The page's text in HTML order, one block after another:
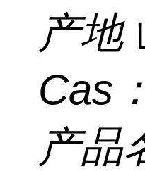
产地
Cas
产品